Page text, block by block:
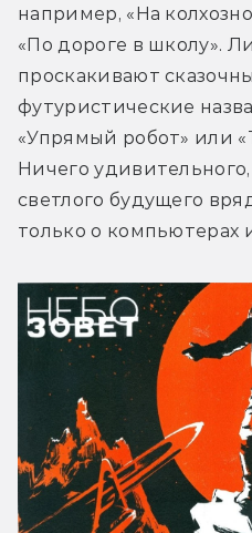
например, «На
«По дороге в школу».
проскакивают
футуристические
«Упрямый робот» или
Ничего
светлого будущего
только о компьютерах